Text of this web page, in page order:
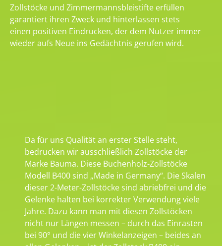
Zollstöcke und Zimmermannsbleistifte erfüllen
garantiert ihren Zweck und hinterlassen stets
einen positiven Eindrucken, der dem Nutzer immer
wieder aufs Neue ins Gedächtnis gerufen wird.
Da für uns Qualität an erster Stelle steht,
bedrucken wir ausschließlich Zollstöcke der
Marke Bauma. Diese Buchenholz-Zollstöcke
Modell B400 sind „Made in Germany“. Die Skalen
dieser 2-Meter-Zollstöcke sind abriebfrei und die
Gelenke halten bei korrekter Verwendung viele
Jahre. Dazu kann man mit diesen Zollstöcken
nicht nur Längen messen – durch das Einrasten
bei 90° und die vier Winkelanzeigen – beides an